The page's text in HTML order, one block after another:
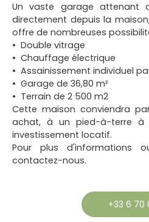
Un vaste garage attenant
directement depuis la
offre de nombreuses
Double vitrage
Chauffage électrique
Assainissement individuel
Garage de 36,80 m²
Terrain de 2 500 m2
Cette maison conviendra
achat, à un pied-à-terre
investissement locatif.
Pour plus d'informations
contactez-nous.
+33 6 70